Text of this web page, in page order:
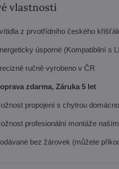
vlastnosti
z prvotřídního českého
úsporné (Kompatibilní s
ručně vyrobeno v ČR
zdarma, Záruka 5 let
propojení s chytrou
profesionální montáže
bez žárovek (můžete